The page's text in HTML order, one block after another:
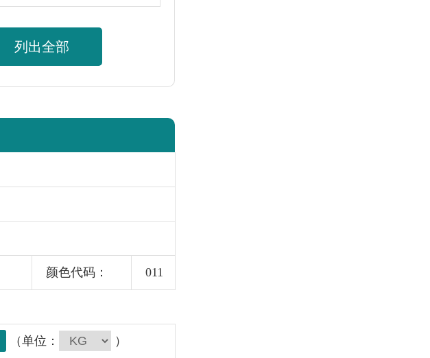
列出全部
颜色代码： 011
（单位： ）